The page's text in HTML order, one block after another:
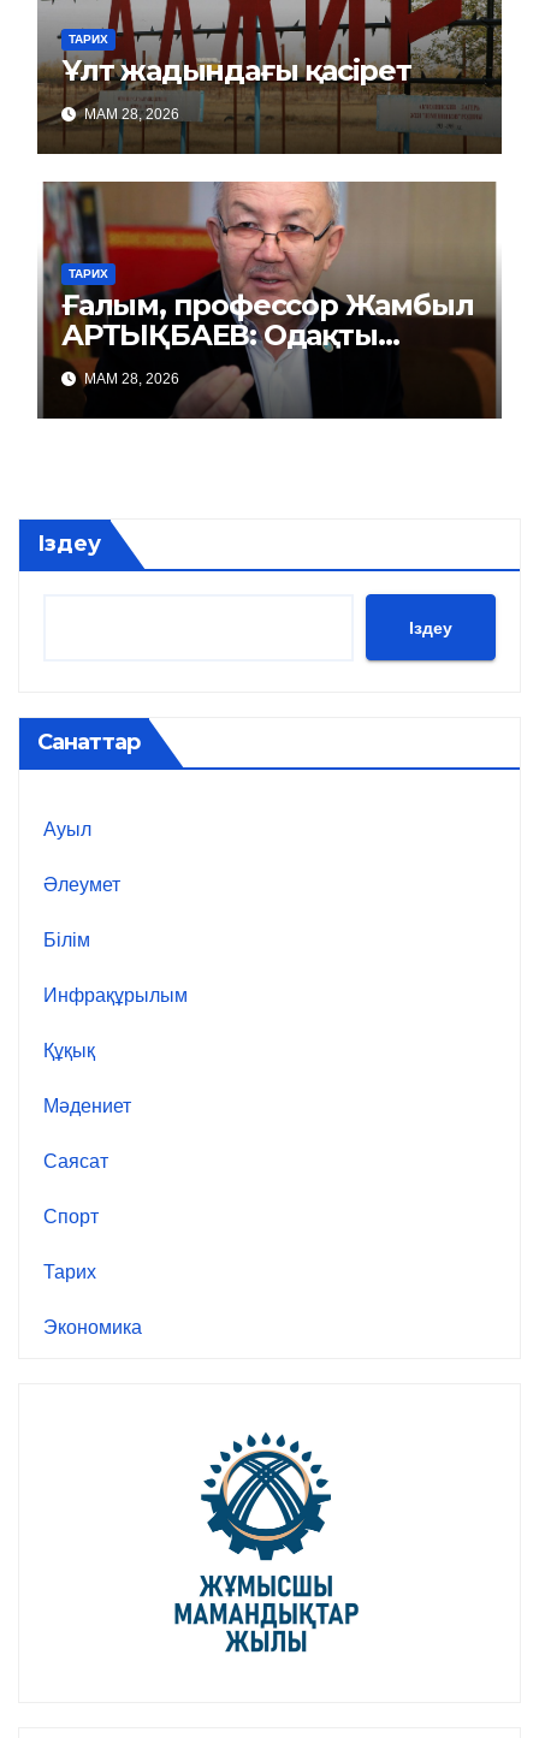
ТАРИХ
Ұлт жадындағы қасірет
МАМ 28, 2026
ТАРИХ
Ғалым, профессор Жамбыл
АРТЫҚБАЕВ: Одақты
репрессиямен басқарды
МАМ 28, 2026
Іздеу
Іздеу
Санаттар
Ауыл
Әлеумет
Білім
Инфрақұрылым
Құқық
Мәдениет
Саясат
Спорт
Тарих
Экономика